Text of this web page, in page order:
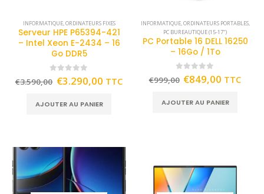
INFORMATIQUE,ORDINATEURS FIXES
Serveur HPE P65394-421
– Intel Xeon E-2434 – 16
Go DDR5
out of 5
€3.590,00 €3.290,00 TTC
AJOUTER AU PANIER
INFORMATIQUE,ORDINATEURS PORTABLES,
PC BUREAUTIQUE (15-17")
PC Portable 16 DELL 16250
– 16Go / 1To
out of 5
€999,00 €849,00 TTC
AJOUTER AU PANIER